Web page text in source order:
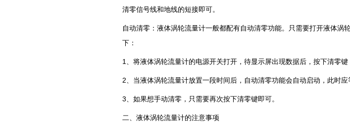
清零信号线和地线的短接即可。
自动清零：液体涡轮流量计一般都配有自动清零功能。只需要打开液体涡
下：
1、将液体涡轮流量计的电源开关打开，待显示屏出现数据后，按下清零
2、当液体涡轮流量计放置一段时间后，自动清零功能会自动启动，此时应
3、如果想手动清零，只需要再次按下清零键即可。
二、液体涡轮流量计的注意事项